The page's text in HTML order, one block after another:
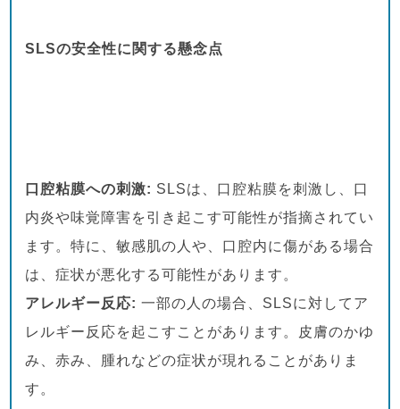
SLSの安全性に関する懸念点
口腔粘膜への刺激: SLSは、口腔粘膜を刺激し、口
内炎や味覚障害を引き起こす可能性が指摘されてい
ます。特に、敏感肌の人や、口腔内に傷がある場合
は、症状が悪化する可能性があります。
アレルギー反応: 一部の人の場合、SLSに対してア
レルギー反応を起こすことがあります。皮膚のかゆ
み、赤み、腫れなどの症状が現れることがありま
す。